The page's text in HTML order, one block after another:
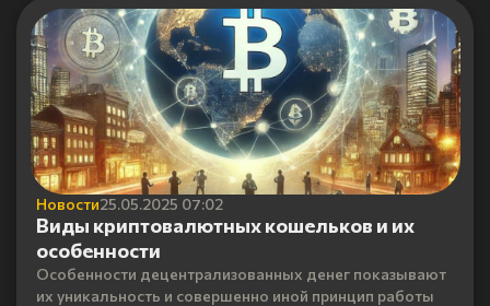
Новости25.05.2025 07:02
Виды криптовалютных кошельков и их
особенности
Особенности децентрализованных денег показывают
их уникальность и совершенно иной принцип работы